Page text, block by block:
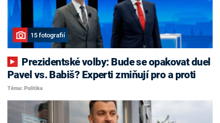
15 fotografií
Pavel vs. Babiš? Experti zmiňují pro a proti
Téma: Politika